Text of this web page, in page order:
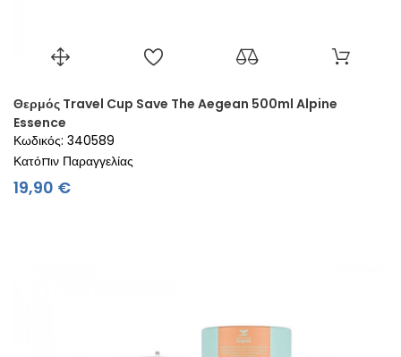
Θερμός Travel Cup Save The Aegean 500ml Alpine
Essence
Κωδικός: 340589
Κατόπιν Παραγγελίας
19,90 €Τιμή